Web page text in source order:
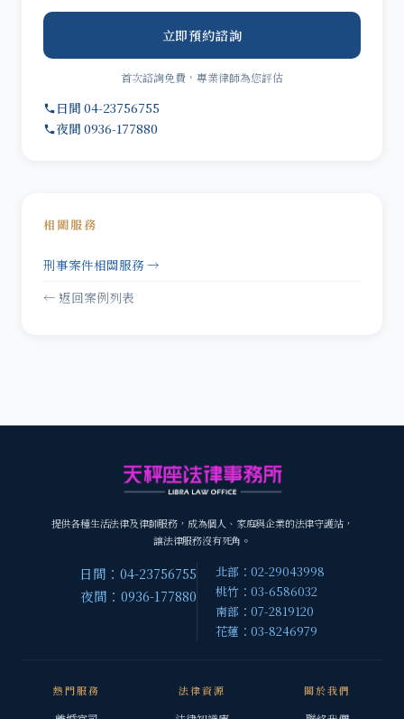
立即預約諮詢
首次諮詢免費，專業律師為您評估
日間 04-23756755
夜間 0936-177880
相關服務
刑事案件相關服務 →
← 返回案例列表
提供各種生活法律及律師服務，成為個人、家庭與企業的法律守護站，
讓法律服務沒有死角。
日間：04-23756755
夜間：0936-177880
北部：02-29043998
桃竹：03-6586032
南部：07-2819120
花蓮：03-8246979
熱門服務 法律資源 關於我們